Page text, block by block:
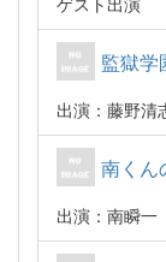
ゲスト出演
監獄学
出演：藤野清
南くん
出演：南瞬一